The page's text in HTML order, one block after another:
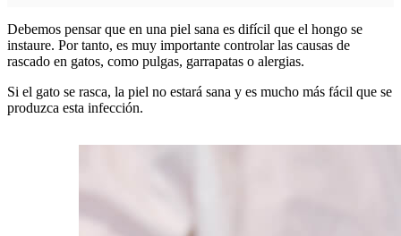
Debemos pensar que en una piel sana es difícil que el hongo se
instaure. Por tanto, es muy importante controlar las causas de
rascado en gatos, como pulgas, garrapatas o alergias.
Si el gato se rasca, la piel no estará sana y es mucho más fácil que se
produzca esta infección.